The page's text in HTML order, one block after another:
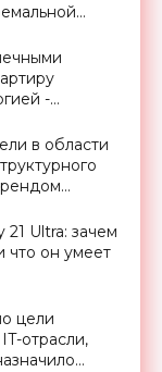
-
в области
Ultra: зачем
что он умеет
цели
отрасли,